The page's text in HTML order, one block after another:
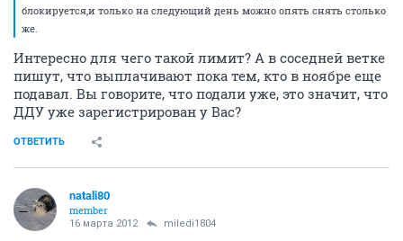
блокируется,и только на следующий день можно опять снять столько
же.
Интересно для чего такой лимит? А в соседней ветке
пишут, что выплачивают пока тем, кто в ноябре еще
подавал. Вы говорите, что подали уже, это значит, что
ДДУ уже зарегистрирован у Вас?
ОТВЕТИТЬ
natali80
member
16 марта 2012 miledi1804